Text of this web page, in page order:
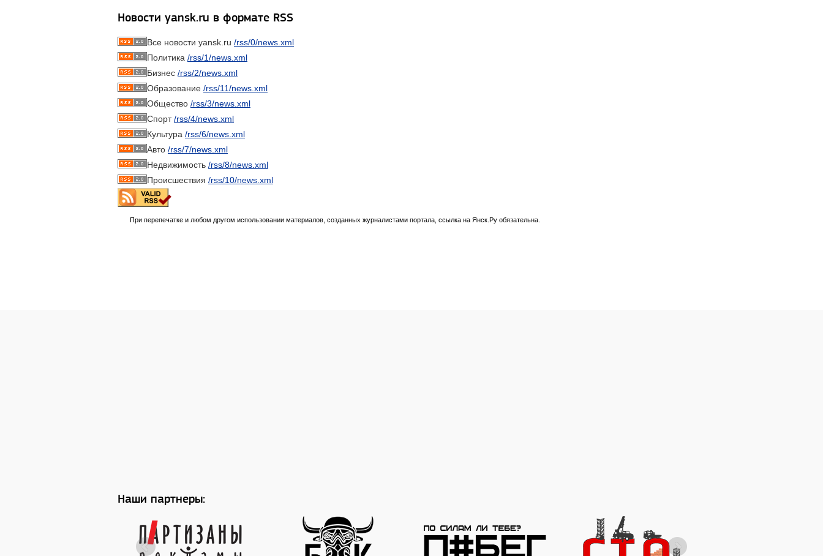
Новости yansk.ru в формате RSS
Все новости yansk.ru /rss/0/news.xml
Политика /rss/1/news.xml
Бизнес /rss/2/news.xml
Образование /rss/11/news.xml
Общество /rss/3/news.xml
Спорт/rss/4/news.xml
Культура /rss/6/news.xml
Авто /rss/7/news.xml
Недвижимость /rss/8/news.xml
Происшествия /rss/10/news.xml
При перепечатке и любом другом использовании материалов, созданных журналистами портала, ссылка на Янск.Ру обязательна.
Наши партнеры: